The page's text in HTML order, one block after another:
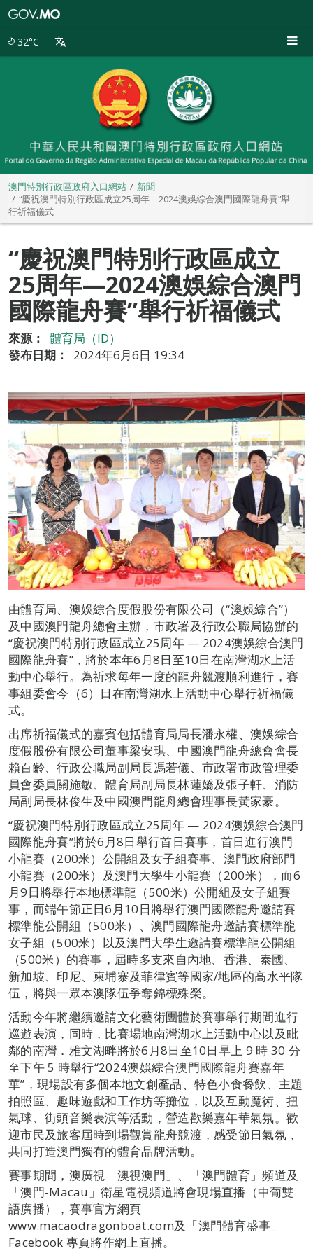
32°C
澳門特別行政區政府入口網站
新聞
“慶祝澳門特別行政區成立25周年—2024澳娛綜合澳門國際龍舟賽”舉
行祈福儀式
“慶祝澳門特別行政區成立
25周年—2024澳娛綜合澳門
國際龍舟賽”舉行祈福儀式
來源：
體育局（ID）
發布日期：
2024年6月6日 19:34
由體育局、澳娛綜合度假股份有限公司（“澳娛綜合”）
及中國澳門龍舟總會主辦，市政署及行政公職局協辦的
“慶祝澳門特別行政區成立25周年 — 2024澳娛綜合澳門
國際龍舟賽”，將於本年6月8日至10日在南灣湖水上活
動中心舉行。為祈求每年一度的龍舟競渡順利進行，賽
事組委會今（6）日在南灣湖水上活動中心舉行祈福儀
式。
出席祈福儀式的嘉賓包括體育局局長潘永權、澳娛綜合
度假股份有限公司董事梁安琪、中國澳門龍舟總會會長
賴百齡、行政公職局副局長馮若儀、市政署市政管理委
員會委員關施敏、體育局副局長林蓮嬌及張子軒、消防
局副局長林俊生及中國澳門龍舟總會理事長黃家豪。
“慶祝澳門特別行政區成立25周年 — 2024澳娛綜合澳門
國際龍舟賽”將於6月8日舉行首日賽事，首日進行澳門
小龍賽（200米）公開組及女子組賽事、澳門政府部門
小龍賽（200米）及澳門大學生小龍賽（200米），而6
月9日將舉行本地標準龍（500米）公開組及女子組賽
事，而端午節正日6月10日將舉行澳門國際龍舟邀請賽
標準龍公開組（500米）、澳門國際龍舟邀請賽標準龍
女子組（500米）以及澳門大學生邀請賽標準龍公開組
（500米）的賽事，屆時多支來自內地、香港、泰國、
新加坡、印尼、柬埔寨及菲律賓等國家/地區的高水平隊
伍，將與一眾本澳隊伍爭奪錦標殊榮。
活動今年將繼續邀請文化藝術團體於賽事舉行期間進行
巡遊表演，同時，比賽場地南灣湖水上活動中心以及毗
鄰的南灣．雅文湖畔將於6月8日至10日早上 9 時 30 分
至下午 5 時舉行“2024澳娛綜合澳門國際龍舟賽嘉年
華”，現場設有多個本地文創產品、特色小食餐飲、主題
拍照區、趣味遊戲和工作坊等攤位，以及互動魔術、扭
氣球、街頭音樂表演等活動，營造歡樂嘉年華氣氛。歡
迎市民及旅客屆時到場觀賞龍舟競渡，感受節日氣氛，
共同打造澳門獨有的體育品牌活動。
賽事期間，澳廣視「澳視澳門」、「澳門體育」頻道及
「澳門-Macau」衛星電視頻道將會現場直播（中葡雙
語廣播），賽事官方網頁
www.macaodragonboat.com及「澳門體育盛事」
Facebook 專頁將作網上直播。